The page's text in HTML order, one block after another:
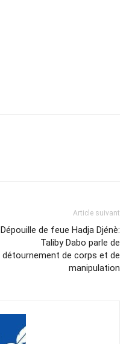
Article suivant
Dépouille de feue Hadja Djénè:
Taliby Dabo parle de
détournement de corps et de
manipulation